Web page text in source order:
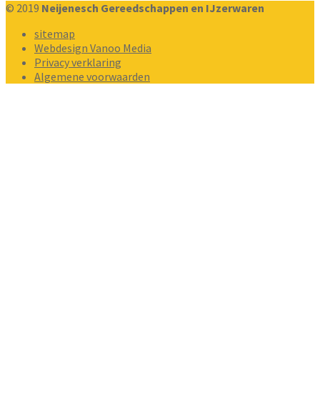
© 2019 Neijenesch Gereedschappen en IJzerwaren
sitemap
Webdesign Vanoo Media
Privacy verklaring
Algemene voorwaarden